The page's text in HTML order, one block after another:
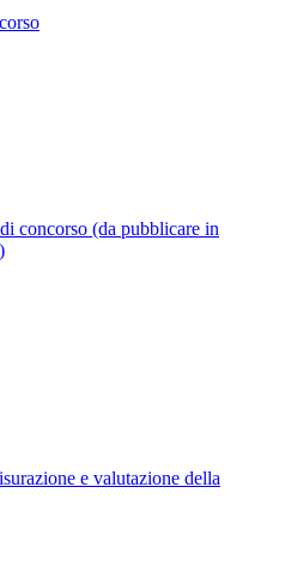
concorso (da pubblicare in
e valutazione della